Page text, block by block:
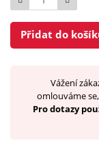
Přidat do
Vážení
omlouváme
Pro dotazy